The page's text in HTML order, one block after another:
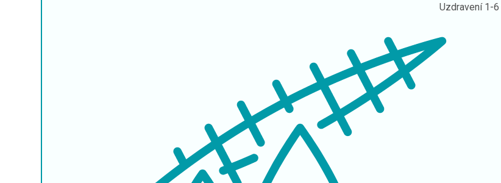
Uzdravení 1-6